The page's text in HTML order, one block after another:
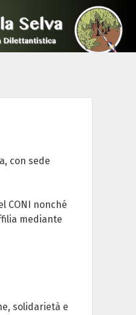
con sede
CONI nonché
mediante
solidarietà e